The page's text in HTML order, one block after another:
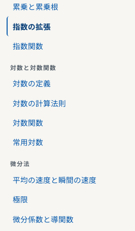
累乗と累乗根
指数の拡張
指数関数
対数と対数関数
対数の定義
対数の計算法則
対数関数
常用対数
微分法
平均の速度と瞬間の速度
極限
微分係数と導関数